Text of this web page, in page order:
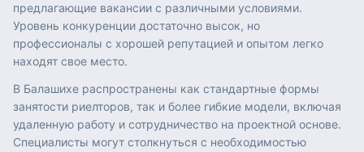
предлагающие вакансии с различными условиями.
Уровень конкуренции достаточно высок, но
профессионалы с хорошей репутацией и опытом легко
находят свое место.
В Балашихе распространены как стандартные формы
занятости риелторов, так и более гибкие модели, включая
удаленную работу и сотрудничество на проектной основе.
Специалисты могут столкнуться с необходимостью